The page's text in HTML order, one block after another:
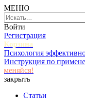
МЕНЮ
Войти
Регистрация
Корзина
Психология
Инструкция по
меняйся!
закрыть
Статьи